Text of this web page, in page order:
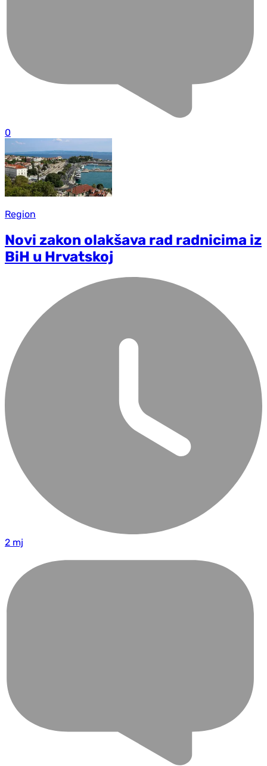
0
Region
Novi zakon olakšava rad radnicima iz
BiH u Hrvatskoj
2 mj